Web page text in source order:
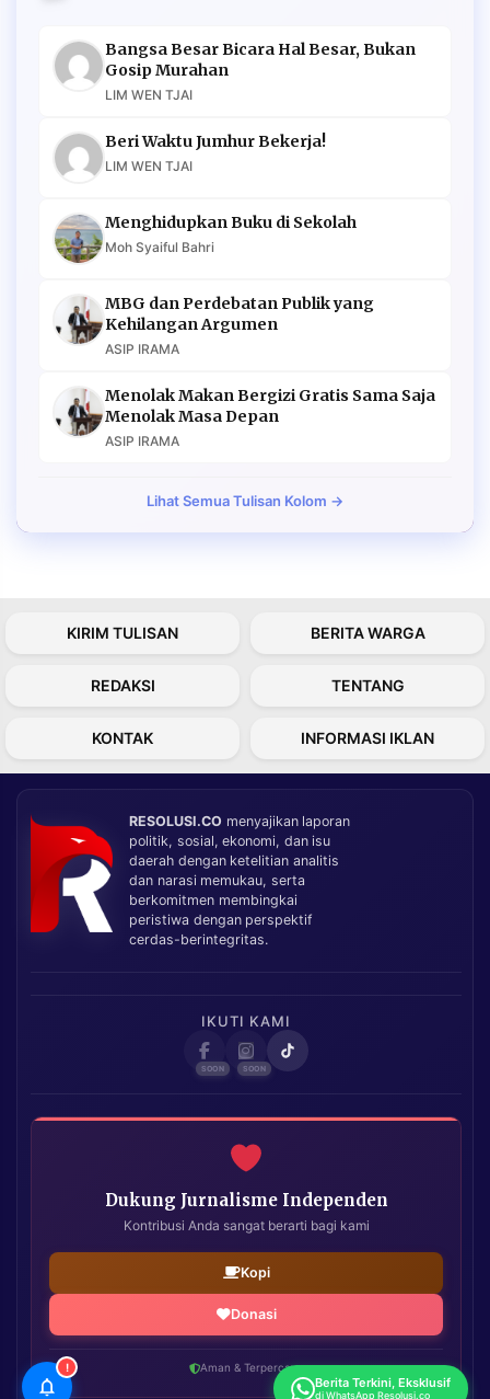
Bangsa Besar Bicara Hal Besar, Bukan
Gosip Murahan
LIM WEN TJAI
Beri Waktu Jumhur Bekerja!
LIM WEN TJAI
Menghidupkan Buku di Sekolah
Moh Syaiful Bahri
MBG dan Perdebatan Publik yang
Kehilangan Argumen
ASIP IRAMA
Menolak Makan Bergizi Gratis Sama Saja
Menolak Masa Depan
ASIP IRAMA
Lihat Semua Tulisan Kolom →
KIRIM TULISAN BERITA WARGA
REDAKSI TENTANG
KONTAK INFORMASI IKLAN
RESOLUSI.CO menyajikan laporan
politik, sosial, ekonomi, dan isu
daerah dengan ketelitian analitis
dan narasi memukau, serta
berkomitmen membingkai
peristiwa dengan perspektif
cerdas-berintegritas.
IKUTI KAMI
Dukung Jurnalisme Independen
Kontribusi Anda sangat berarti bagi kami
Kopi
Donasi
Aman & Terpercaya
!
Berita Terkini, Eksklusif
di WhatsApp Resolusi.co